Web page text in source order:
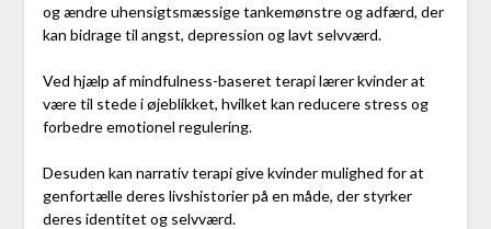
og ændre uhensigtsmæssige tankemønstre og adfærd, der
kan bidrage til angst, depression og lavt selvværd.
Ved hjælp af mindfulness-baseret terapi lærer kvinder at
være til stede i øjeblikket, hvilket kan reducere stress og
forbedre emotionel regulering.
Desuden kan narrativ terapi give kvinder mulighed for at
genfortælle deres livshistorier på en måde, der styrker
deres identitet og selvværd.